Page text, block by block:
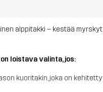
alppitakki – kestää
loistava valinta, jos:
kuoritakin, joka on